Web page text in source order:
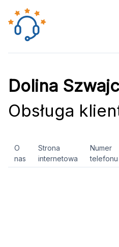
Dolina
Obsługa
O
nas
Strona
internetowa
Numer
telefonu